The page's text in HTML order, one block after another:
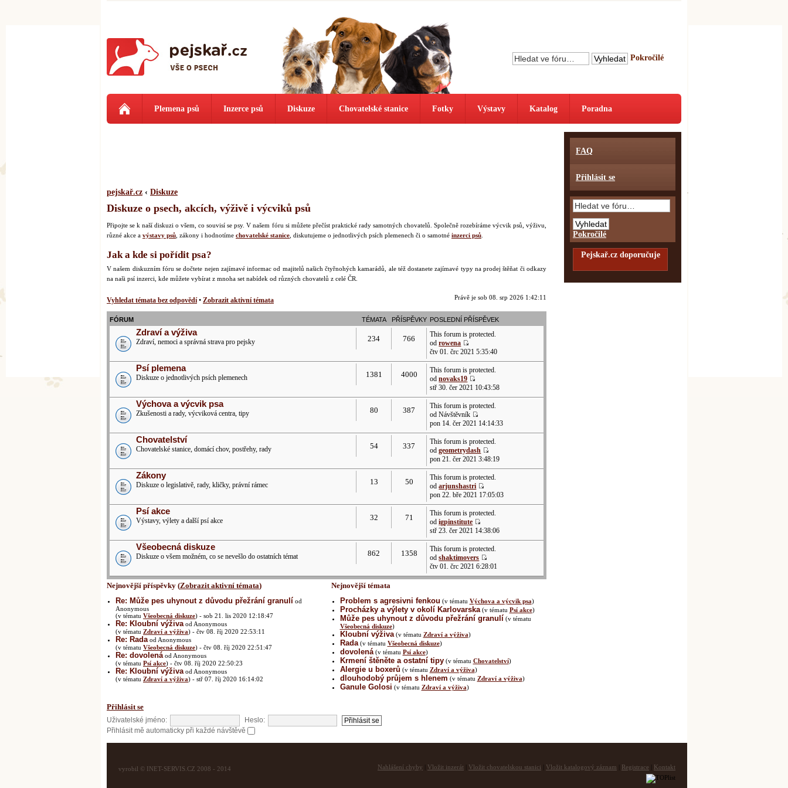
Pokročilé
Plemena psů Inzerce psů Diskuze Chovatelské stanice Fotky Výstavy Katalog Poradna
pejskař.cz ‹ Diskuze
Diskuze o psech, akcích, výživě i výcviků psů
Připojte se k naší diskuzi o všem, co souvisí se psy. V našem fóru si můžete přečíst praktické rady samotných chovatelů. Společně rozebíráme výcvik psů, výživu,
různé akce a výstavy psů , zákony i hodnotíme chovatelské stanice , diskutujeme o jednotlivých psích plemenech či o samotné inzerci psů
Jak a kde si pořídit psa?
V našem diskuzním fóru se dočtete nejen zajímavé informac od majitelů našich čtyřnohých kamarádů, ale též dostanete zajímavé typy na prodej štěňat či odkazy
na naši psí inzerci, kde můžete vybírat z mnoha set nabídek od různých chovatelů z celé ČR.
Právě je sob 08. srp 2026 1:42:11
Vyhledat témata bez odpovědí• Zobrazit aktivní témata
FÓRUM TÉMATA PŘÍSPĚVKY POSLEDNÍ PŘÍSPĚVEK
Zdraví a výživa
Zdraví, nemoci a správná strava pro pejsky 234 766
This forum is protected.
odrowena
čtv 01. črc 2021 5:35:40
Psí plemena
Diskuze o jednotlivých psích plemenech 1381 4000
This forum is protected.
odnovaks19
stř 30. čer 2021 10:43:58
Výchova a výcvik psa
Zkušenosti a rady, výcviková centra, tipy 80 387
This forum is protected.
od Návštěvník
pon 14. čer 2021 14:14:33
Chovatelství
Chovatelské stanice, domácí chov, postřehy, rady 54 337
This forum is protected.
odgeometrydash
pon 21. čer 2021 3:48:19
Zákony
Diskuze o legislativě, rady, kličky, právní rámec 13 50
This forum is protected.
odarjunshastri
pon 22. bře 2021 17:05:03
Psí akce
Výstavy, výlety a další psí akce 32 71
This forum is protected.
odigpinstitute
stř 23. čer 2021 14:38:06
Všeobecná diskuze
Diskuze o všem možném, co se nevešlo do ostatních témat 862 1358
This forum is protected.
odshaktimovers
čtv 01. črc 2021 6:28:01
Nejnovější příspěvky (Zobrazit aktivní témata)
Re: Může pes uhynout z důvodu přežrání granulí od
Anonymous
(v tématu Všeobecná diskuze) - sob 21. lis 2020 12:18:47
Re: Kloubní výživa od Anonymous
(v tématu Zdraví a výživa) - čtv 08. říj 2020 22:53:11
Re: Rada od Anonymous
(v tématu Všeobecná diskuze) - čtv 08. říj 2020 22:51:47
Re: dovolená od Anonymous
(v tématu Psí akce) - čtv 08. říj 2020 22:50:23
Re: Kloubní výživa od Anonymous
(v tématu Zdraví a výživa) - stř 07. říj 2020 16:14:02
Nejnovější témata
Problem s agresivni fenkou (v tématu Výchova a výcvik psa)
Procházky a výlety v okolí Karlovarska(v tématu Psí akce)
Může pes uhynout z důvodu přežrání granulí (v tématu
Všeobecná diskuze)
Kloubní výživa(v tématu Zdraví a výživa)
Rada(v tématu Všeobecná diskuze)
dovolená(v tématu Psí akce)
Krmení štěněte a ostatní tipy(v tématu Chovatelství)
Alergie u boxerů (v tématu Zdraví a výživa)
dlouhodobý průjem s hlenem (v tématu Zdraví a výživa)
Ganule Golosi (v tématu Zdraví a výživa)
Přihlásit se
Uživatelské jméno:
Heslo:
Přihlásit mě automaticky při každé návštěvě
FAQ
Přihlásit se
Pokročilé
Pejskař.cz doporučuje
vyrobil © INET-SERVIS.CZ 2008 - 2014 Nahlášení chyby Vložit inzerát Vložit chovatelskou stanici Vložit katalogový záznam Registrace Kontakt